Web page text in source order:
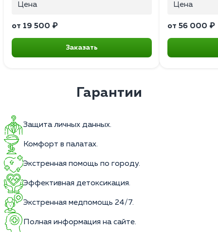
Цена
от 19 500 ₽
Заказать
Цена
от 56 000 ₽
Гарантии
Защита личных данных.
Комфорт в палатах.
Экстренная помощь по городу.
Эффективная детоксикация.
Экстренная медпомощь 24/7.
Полная информация на сайте.